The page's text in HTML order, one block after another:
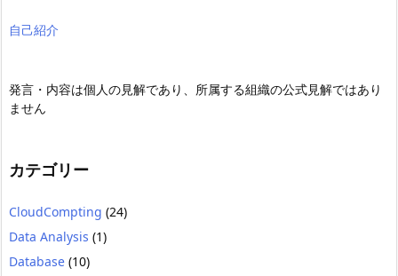
自己紹介
発言・内容は個人の見解であり、所属する組織の公式見解ではあり
ません
カテゴリー
CloudCompting (24)
Data Analysis (1)
Database (10)